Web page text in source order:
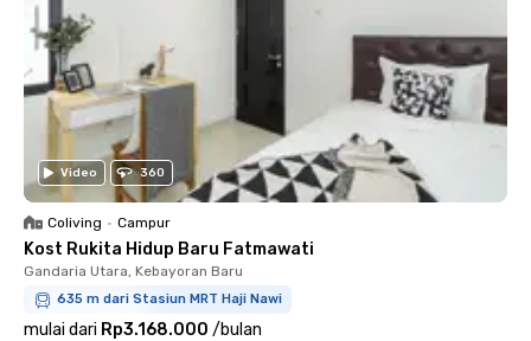
Video 360
Coliving • Campur
Kost Rukita Hidup Baru Fatmawati
Gandaria Utara, Kebayoran Baru
635 m dari Stasiun MRT Haji Nawi
mulai dari Rp3.168.000 /bulan